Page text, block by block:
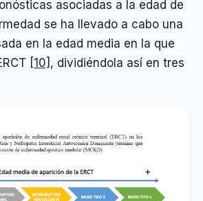
asociadas a la edad de
se ha llevado a cabo una
en la edad media en la que
[10] , dividiéndola así en tres